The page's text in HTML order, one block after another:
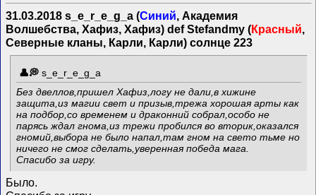
31.03.2018 s_e_r_e_g_a (Синий, Академия
Волшебства, Хафиз, Хафиз) def Stefandmy (Красный,
Северные кланы, Карли, Карли) солнце 223
s_e_r_e_g_a
Без двеллов,пришел Хафиз,логу не дали,в хижине
защита,из магии свет и призыв,трежа хорошая арты как
на подбор,со временем и драконний собрал,особо не
парясь ждал гнома,из трежи пробился во вторик,оказался
гномий,выбора не было напал,там гном на свето тьме но
ничего не смог сделать,уверенная победа мага.
Спасибо за игру.
Было.